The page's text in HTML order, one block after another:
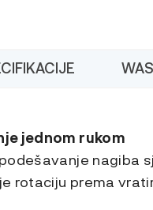
jednom rukom
nagiba
rotaciju prema